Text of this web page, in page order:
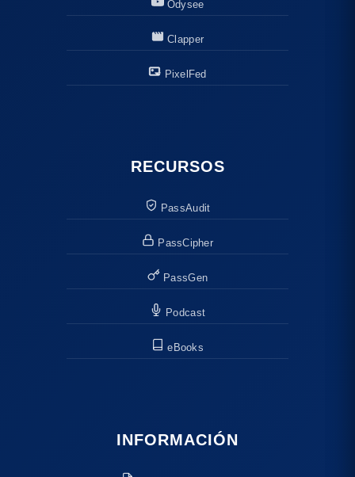
Odysee
Clapper
PixelFed
RECURSOS
PassAudit
PassCipher
PassGen
Podcast
eBooks
INFORMACIÓN